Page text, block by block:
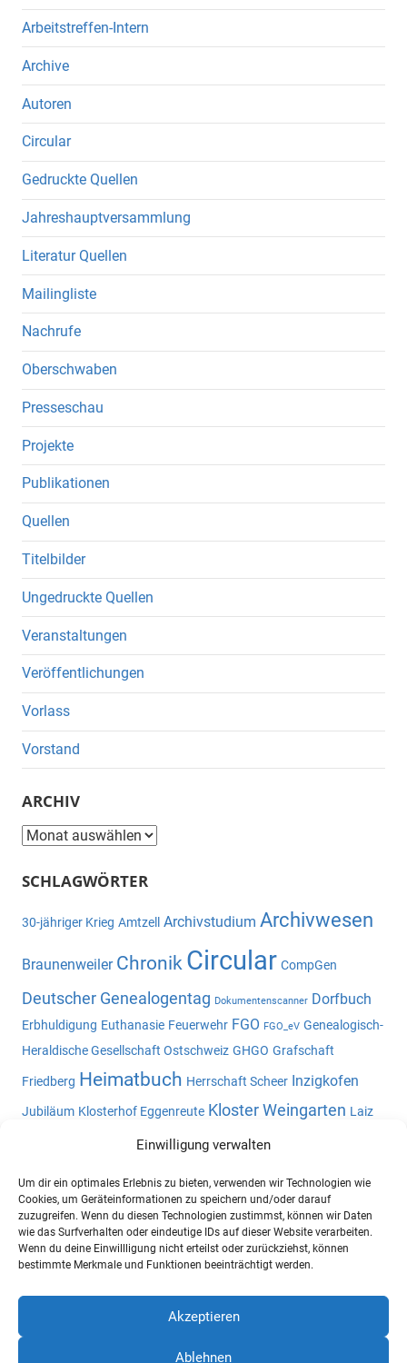
Einwilligung verwalten
Um dir ein optimales Erlebnis zu bieten, verwenden wir Technologien wie
Cookies, um Geräteinformationen zu speichern und/oder darauf
zuzugreifen. Wenn du diesen Technologien zustimmst, können wir Daten
wie das Surfverhalten oder eindeutige IDs auf dieser Website verarbeiten.
Wenn du deine Einwillligung nicht erteilst oder zurückziehst, können
bestimmte Merkmale und Funktionen beeinträchtigt werden.
Akzeptieren
Ablehnen
Arbeitstreffen-Intern
Archive
Autoren
Circular
Gedruckte Quellen
Jahreshauptversammlung
Literatur Quellen
Mailingliste
Nachrufe
Oberschwaben
Presseschau
Projekte
Publikationen
Quellen
Titelbilder
Ungedruckte Quellen
Veranstaltungen
Veröffentlichungen
Vorlass
Vorstand
ARCHIV
Archiv
SCHLAGWÖRTER
30-jähriger Krieg Amtzell Archivstudium Archivwesen
Braunenweiler Chronik Circular CompGen
Deutscher Genealogentag Dokumentenscanner Dorfbuch
Erbhuldigung Euthanasie Feuerwehr FGO FGO_eV Genealogisch-
Heraldische Gesellschaft Ostschweiz GHGO Grafschaft
Friedberg Heimatbuch Herrschaft Scheer Inzigkofen
Jubiläum Klosterhof Eggenreute Kloster Weingarten Laiz
Landvogtei Schwaben Meßkirch Namensliste
Ortsheimatbuch Ortsnamen Ostschweiz Pault
Potsdam Reibeisenmühle Staatsarchiv Sigmaringen
Statistik Studium Tapfheim Urbar Verein für